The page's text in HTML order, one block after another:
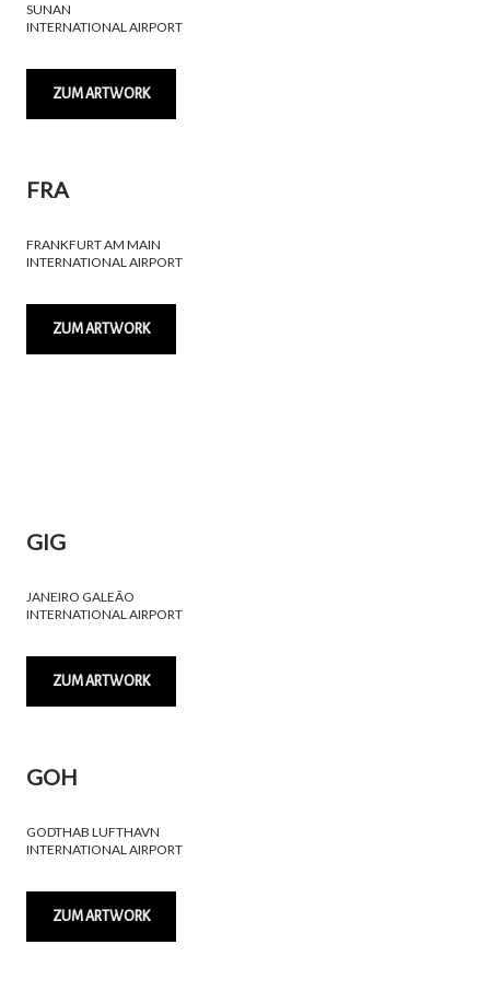
SUNAN
INTERNATIONAL AIRPORT
ZUM ARTWORK
FRA
FRANKFURT AM MAIN
INTERNATIONAL AIRPORT
ZUM ARTWORK
GIG
JANEIRO GALEÃO
INTERNATIONAL AIRPORT
ZUM ARTWORK
GOH
GODTHAB LUFTHAVN
INTERNATIONAL AIRPORT
ZUM ARTWORK